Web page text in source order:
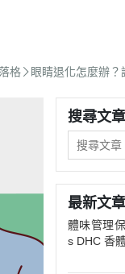
小童(3~6歲)
大童(6~12歲)
青少年(12歲以上)
循環代謝
體質防護
幫助入睡
精神活力
關鍵靈活
活絡放鬆
青春美妍
格 眼睛退化怎麼辦？
搜尋文章
最新文章
體味管理
s DHC 香